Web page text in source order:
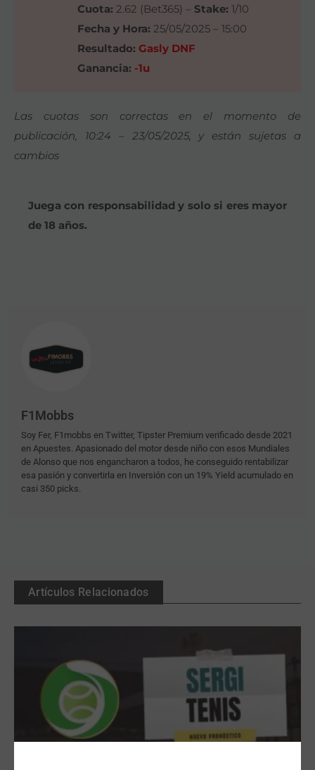
Cuota: 2.62 (Bet365) – Stake: 1/10
Fecha y Hora: 25/05/2025 – 15:00
Resultado: Gasly DNF
Ganancia: -1u
Las cuotas son correctas en el momento de
publicación, 10:24 – 23/05/2025, y están sujetas a
cambios
Juega con responsabilidad y solo si eres mayor
de 18 años.
F1Mobbs
Soy Fer, F1mobbs en Twitter, Tipster Premium verificado desde 2021
en Apuestes. Apasionado del motor desde niño con esos Mundiales
de Alonso que nos engancharon a todos, he conseguido rentabilizar
esa pasión y convertirla en Inversión con un 19% Yield acumulado en
casi 350 picks.
Artículos Relacionados